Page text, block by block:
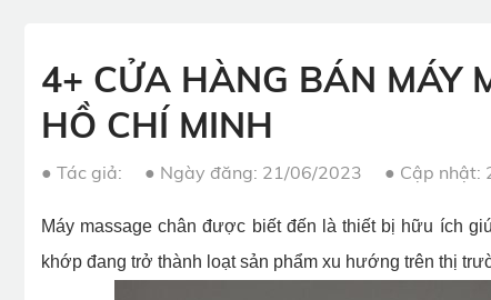
4+ CỬA HÀNG BÁN MÁY
HỒ CHÍ MINH
● Tác giả: ● Ngày đăng: 21/06/2023 ● Cập nhật:
Máy massage chân được biết đến là thiết bị hữu ích
khớp đang trở thành loạt sản phẩm xu hướng trên thị